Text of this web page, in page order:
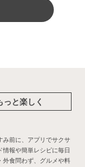
っと楽しく
み前に、アプリでサクサ
情報や簡単レシピに毎日
外食問わず、グルメや料